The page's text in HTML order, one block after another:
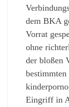
dem BKA
Vorrat
ohne
der bloßen
Eingriff in